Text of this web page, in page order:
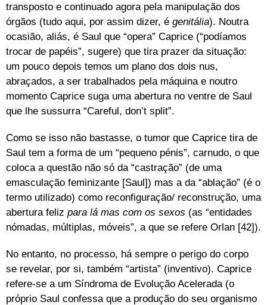
transposto e continuado agora pela manipulação dos
órgãos (tudo aqui, por assim dizer, é genitália). Noutra
ocasião, aliás, é Saul que “opera” Caprice (“podíamos
trocar de papéis”, sugere) que tira prazer da situação:
um pouco depois temos um plano dos dois nus,
abraçados, a ser trabalhados pela máquina e noutro
momento Caprice suga uma abertura no ventre de Saul
que lhe sussurra “Careful, don’t split”.
Como se isso não bastasse, o tumor que Caprice tira de
Saul tem a forma de um “pequeno pénis”, carnudo, o que
coloca a questão não só da “castração” (de uma
emasculação feminizante [Saul]) mas a da “ablação” (é o
termo utilizado) como reconfiguração/ reconstrução, uma
abertura feliz para lá mas com os sexos (as “entidades
nómadas, múltiplas, móveis”, a que se refere Orlan [42]).
No entanto, no processo, há sempre o perigo do corpo
se revelar, por si, também “artista” (inventivo). Caprice
refere-se a um Síndroma de Evolução Acelerada (o
próprio Saul confessa que a produção do seu organismo